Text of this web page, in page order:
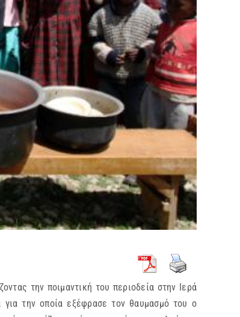
την ποιμαντική του περιοδεία στην Ιερά
την οποία εξέφρασε τον θαυμασμό του ο